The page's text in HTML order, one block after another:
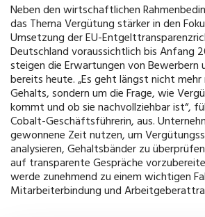
Neben den wirtschaftlichen
das Thema Vergütung stärker in den
Umsetzung der EU-
Deutschland voraussichtlich bis Anfang
steigen die Erwartungen von Bewerbern
bereits heute. „Es geht längst nicht mehr
Gehalts, sondern um die Frage, wie
kommt und ob sie nachvollziehbar ist“,
Cobalt-Geschäftsführerin, aus.
gewonnene Zeit nutzen, um
analysieren, Gehaltsbänder zu
auf transparente Gespräche
werde zunehmend zu einem wichtigen
Mitarbeiterbindung und